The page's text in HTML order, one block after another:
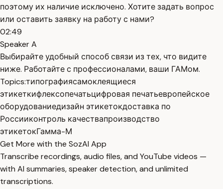
поэтому их наличие исключено. Хотите задать вопрос
или оставить заявку на работу с нами?
02:49
Speaker A
Выбирайте удобный способ связи из тех, что видите
ниже. Работайте с профессионалами, ваши ГАМом.
Topics:типографиясамоклеящиеся
этикеткифлексопечатьцифровая печатьевропейское
оборудованиедизайн этикетокдоставка по
Россииконтроль качествапроизводство
этикетокГамма-М
Get More with the SozAI App
Transcribe recordings, audio files, and YouTube videos —
with AI summaries, speaker detection, and unlimited
transcriptions.